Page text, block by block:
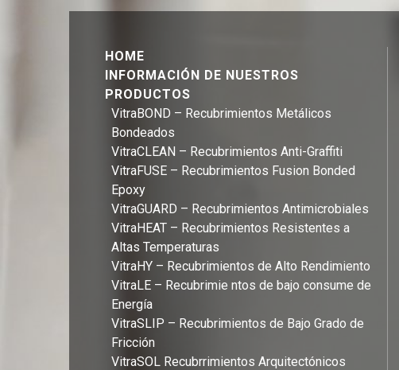
HOME
INFORMACIÓN DE NUESTROS
PRODUCTOS
VitraBOND – Recubrimientos Metálicos
Bondeados
VitraCLEAN – Recubrimientos Anti-Graffiti
VitraFUSE – Recubrimientos Fusion Bonded
Epoxy
VitraGUARD – Recubrimientos Antimicrobiales
VitraHEAT – Recubrimientos Resistentes a
Altas Temperaturas
VitraHY – Recubrimientos de Alto Rendimiento
VitraLE – Recubrimie ntos de bajo consume de
Energía
VitraSLIP – Recubrimientos de Bajo Grado de
Fricción
VitraSOL Recubrrimientos Arquitectónicos